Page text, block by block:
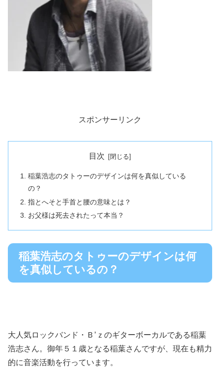
スポンサーリンク
目次
稲葉浩志のタトゥーのデザインは何を真似している
の？
指とへそと手首と腰の意味とは？
お父様は死去されたって本当？
稲葉浩志のタトゥーのデザインは何
を真似しているの？
大人気ロックバンド・Ｂ’ｚのギターボーカルである稲葉
浩志さん。御年５１歳となる稲葉さんですが、現在も精力
的に音楽活動を行っています。